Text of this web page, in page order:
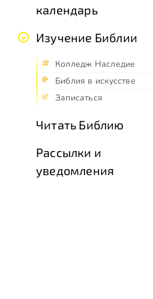
календарь
Изучение Библии
Колледж Наследие
Библия в искусстве
Записаться
Читать Библию
Рассылки и
уведомления